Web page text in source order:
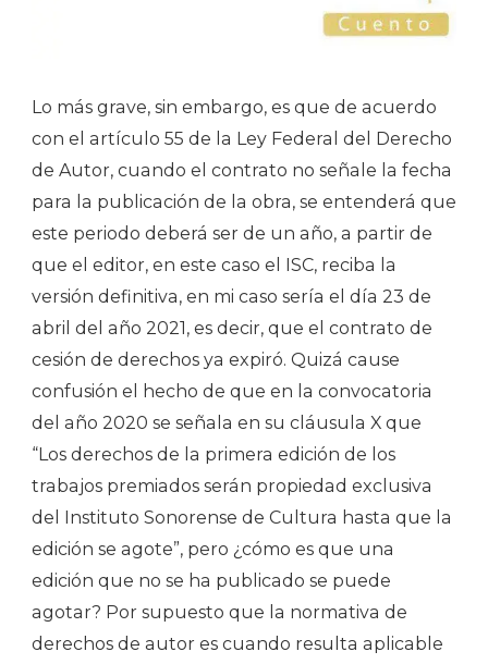
Lo más grave, sin embargo, es que de acuerdo
con el artículo 55 de la Ley Federal del Derecho
de Autor, cuando el contrato no señale la fecha
para la publicación de la obra, se entenderá que
este periodo deberá ser de un año, a partir de
que el editor, en este caso el ISC, reciba la
versión definitiva, en mi caso sería el día 23 de
abril del año 2021, es decir, que el contrato de
cesión de derechos ya expiró. Quizá cause
confusión el hecho de que en la convocatoria
del año 2020 se señala en su cláusula X que
“Los derechos de la primera edición de los
trabajos premiados serán propiedad exclusiva
del Instituto Sonorense de Cultura hasta que la
edición se agote”, pero ¿cómo es que una
edición que no se ha publicado se puede
agotar? Por supuesto que la normativa de
derechos de autor es cuando resulta aplicable